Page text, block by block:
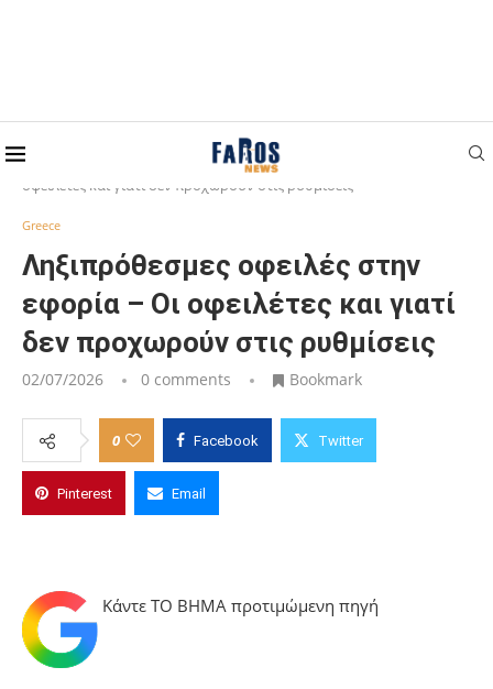
Home
Ληξιπρόθεσμες οφειλές στην εφορία – Οι
οφειλέτες και γιατί δεν προχωρούν στις ρυθμίσεις
Greece
Ληξιπρόθεσμες οφειλές στην
εφορία – Οι οφειλέτες και γιατί
δεν προχωρούν στις ρυθμίσεις
02/07/2026 0 comments Bookmark
0 Facebook Twitter
Pinterest Email
Κάντε TO BHMA προτιμώμενη πηγή